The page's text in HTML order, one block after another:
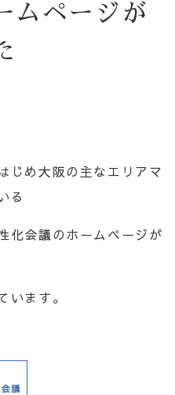
ムページが
じめ大阪の主なエリアマ
る
化会議のホームページが
います。